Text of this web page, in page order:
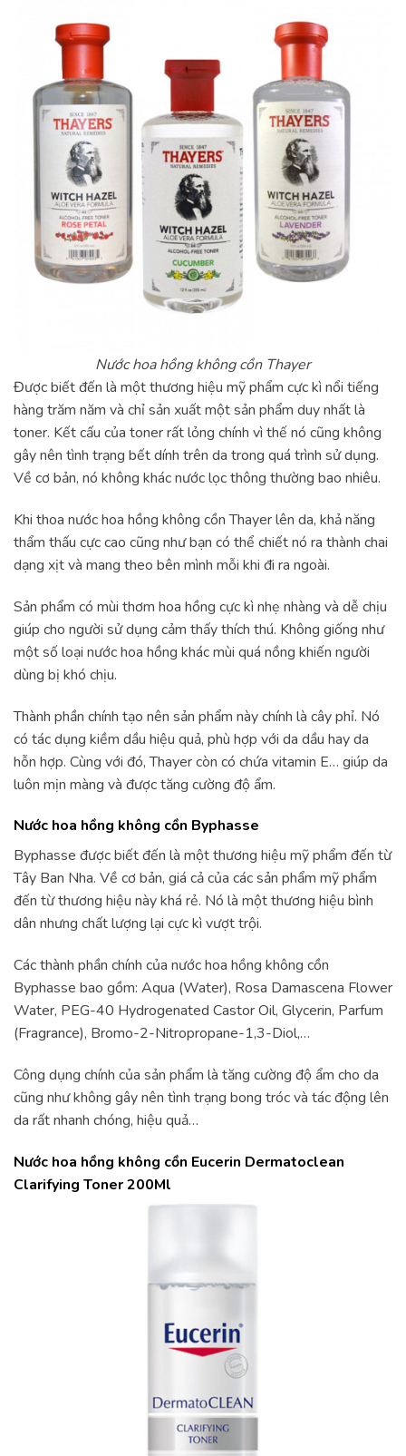
Nước hoa hồng không cồn Thayer
Được biết đến là một thương hiệu mỹ phẩm cực kì nổi tiếng
hàng trăm năm và chỉ sản xuất một sản phẩm duy nhất là
toner. Kết cấu của toner rất lỏng chính vì thế nó cũng không
gây nên tình trạng bết dính trên da trong quá trình sử dụng.
Về cơ bản, nó không khác nước lọc thông thường bao nhiêu.
Khi thoa nước hoa hồng không cồn Thayer lên da, khả năng
thẩm thấu cực cao cũng như bạn có thể chiết nó ra thành chai
dạng xịt và mang theo bên mình mỗi khi đi ra ngoài.
Sản phẩm có mùi thơm hoa hồng cực kì nhẹ nhàng và dễ chịu
giúp cho người sử dụng cảm thấy thích thú. Không giống như
một số loại nước hoa hồng khác mùi quá nồng khiến người
dùng bị khó chịu.
Thành phần chính tạo nên sản phẩm này chính là cây phỉ. Nó
có tác dụng kiềm dầu hiệu quả, phù hợp với da dầu hay da
hỗn hợp. Cùng với đó, Thayer còn có chứa vitamin E… giúp da
luôn mịn màng và được tăng cường độ ẩm.
Nước hoa hồng không cồn Byphasse
Byphasse được biết đến là một thương hiệu mỹ phẩm đến từ
Tây Ban Nha. Về cơ bản, giá cả của các sản phẩm mỹ phẩm
đến từ thương hiệu này khá rẻ. Nó là một thương hiệu bình
dân nhưng chất lượng lại cực kì vượt trội.
Các thành phần chính của nước hoa hồng không cồn
Byphasse bao gồm: Aqua (Water), Rosa Damascena Flower
Water, PEG-40 Hydrogenated Castor Oil, Glycerin, Parfum
(Fragrance), Bromo-2-Nitropropane-1,3-Diol,…
Công dụng chính của sản phẩm là tăng cường độ ẩm cho da
cũng như không gây nên tình trạng bong tróc và tác động lên
da rất nhanh chóng, hiệu quả…
Nước hoa hồng không cồn Eucerin Dermatoclean
Clarifying Toner 200Ml